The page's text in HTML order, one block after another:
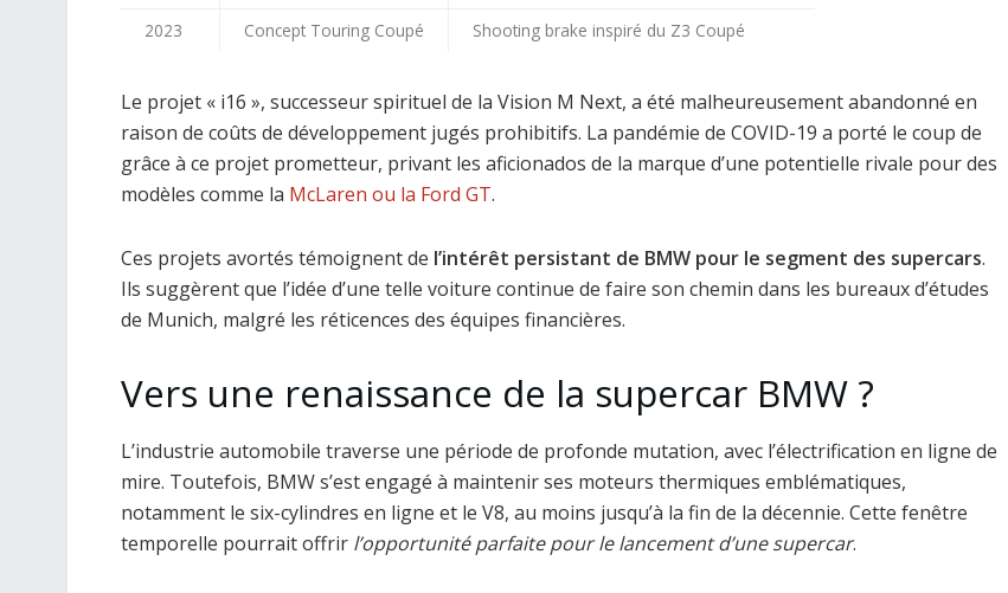
2023
Concept Touring Coupé Shooting brake inspiré du Z3 Coupé
Le projet « i16 », successeur spirituel de la Vision M Next, a été malheureusement abandonné en
raison de coûts de développement jugés prohibitifs. La pandémie de COVID-19 a porté le coup de
grâce à ce projet prometteur, privant les aficionados de la marque d’une potentielle rivale pour des
modèles comme la McLaren ou la Ford GT.
Ces projets avortés témoignent de l’intérêt persistant de BMW pour le segment des supercars.
Ils suggèrent que l’idée d’une telle voiture continue de faire son chemin dans les bureaux d’études
de Munich, malgré les réticences des équipes financières.
Vers une renaissance de la supercar BMW ?
L’industrie automobile traverse une période de profonde mutation, avec l’électrification en ligne de
mire. Toutefois, BMW s’est engagé à maintenir ses moteurs thermiques emblématiques,
notamment le six-cylindres en ligne et le V8, au moins jusqu’à la fin de la décennie. Cette fenêtre
temporelle pourrait offrir l’opportunité parfaite pour le lancement d’une supercar.